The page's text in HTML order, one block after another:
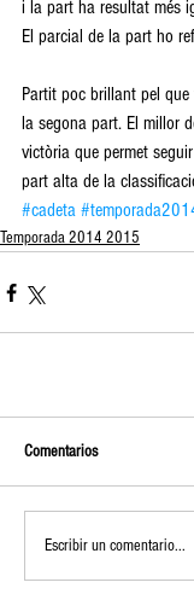
i la part ha resultat més
El parcial de la part ho
Partit poc brillant pel
la segona part. El millor
victòria que permet
part alta de la
#cadeta
Temporada 2014 2015
Comentarios
Escribir un comentario...